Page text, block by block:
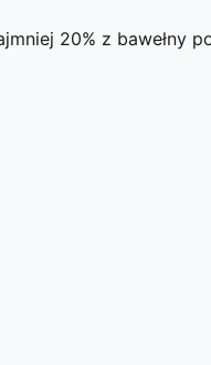
20% z bawełny